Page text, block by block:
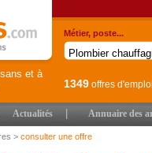
et à
Métier, poste...
1349 offres
Actualités Annuaire des
> consulter une offre